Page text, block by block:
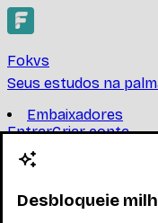
Fokvs
Seus estudos na
Embaixadores
EntrarCriar conta
Criar conta
TOPICOS
HISTORIA
Desbloqueie